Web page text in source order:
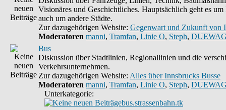
Visionäres und Geschichtliches. Hauptsächlich geht es
auch um andere Städte.
Zur dazugehörigen Website: Gegenwart und Zukunft von
Moderatoren manni, Tramfan, Linie O, Steph,
Bus
Diskussion über Stadtlinien, Regionallinien und die
Verkehrsunternehmen.
Zur dazugehörigen Website: Alles über Innsbrucks Busse
Moderatoren manni, Tramfan, Linie O, Steph,
Unterkategorie:
bus.strassenbahn.tk